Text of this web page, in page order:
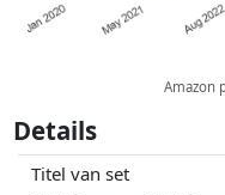
Amazon
Details
Titel van set